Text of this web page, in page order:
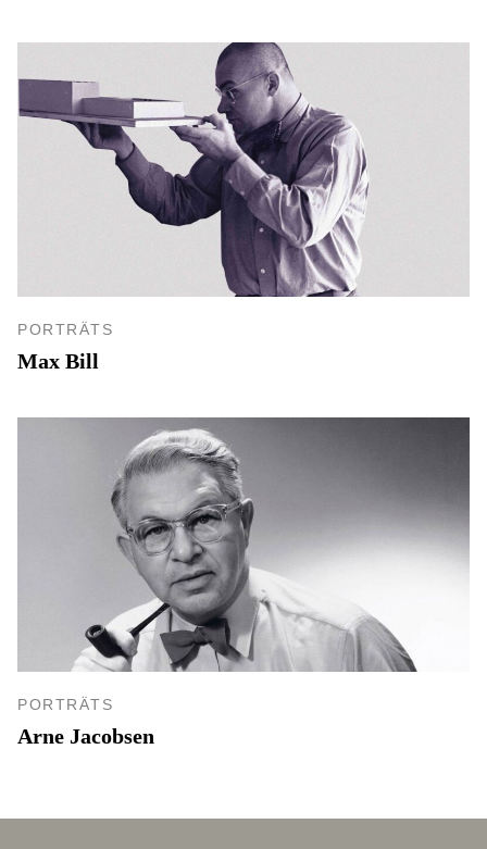
PORTRÄTS
Max Bill
PORTRÄTS
Arne Jacobsen